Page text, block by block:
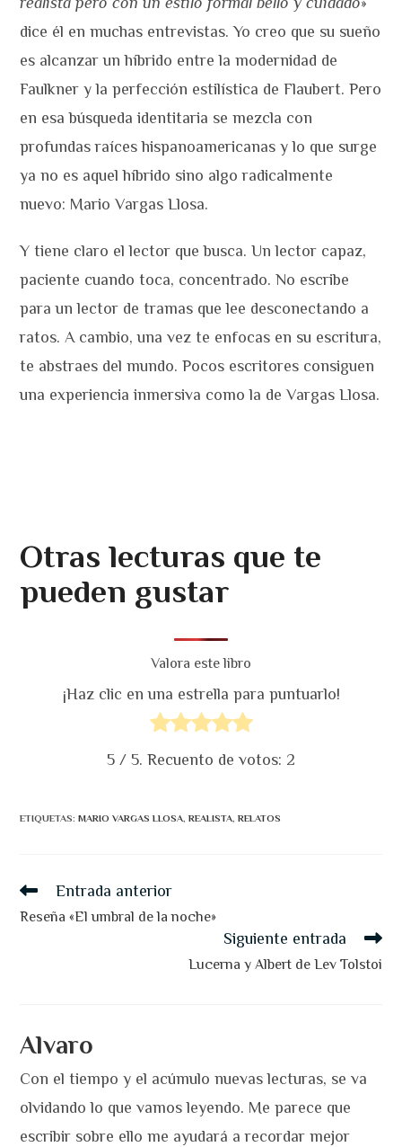
dice él en muchas entrevistas. Yo creo que su sueño
es alcanzar un híbrido entre la modernidad de
Faulkner y la perfección estilística de Flaubert. Pero
en esa búsqueda identitaria se mezcla con
profundas raíces hispanoamericanas y lo que surge
ya no es aquel híbrido sino algo radicalmente
nuevo: Mario Vargas Llosa.
Y tiene claro el lector que busca. Un lector capaz,
paciente cuando toca, concentrado. No escribe
para un lector de tramas que lee desconectando a
ratos. A cambio, una vez te enfocas en su escritura,
te abstraes del mundo. Pocos escritores consiguen
una experiencia inmersiva como la de Vargas Llosa.
Otras lecturas que te
pueden gustar
Valora este libro
¡Haz clic en una estrella para puntuarlo!
5 / 5. Recuento de votos: 2
ETIQUETAS:MARIO VARGAS LLOSA, REALISTA, RELATOS
Leer
más
artículos
Entrada anterior
Reseña «El umbral de la noche»
Siguiente entrada
Lucerna y Albert de Lev Tolstoi
Alvaro
Con el tiempo y el acúmulo nuevas lecturas, se va
olvidando lo que vamos leyendo. Me parece que
escribir sobre ello me ayudará a recordar mejor